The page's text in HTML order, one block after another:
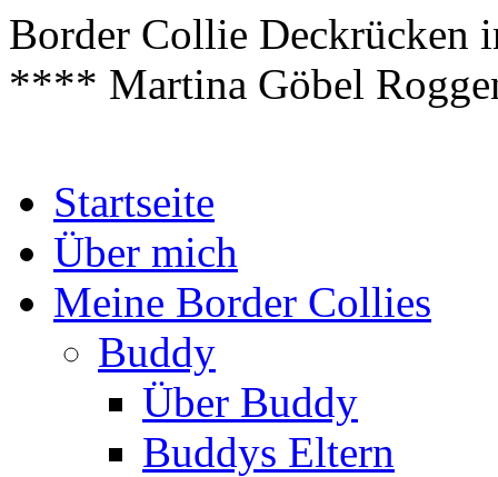
Border Collie Deckrücken
**** Martina Göbel
Inhalt
springenStartseite
Über mich
Meine Border Collies
Buddy
Über Buddy
Buddys Eltern